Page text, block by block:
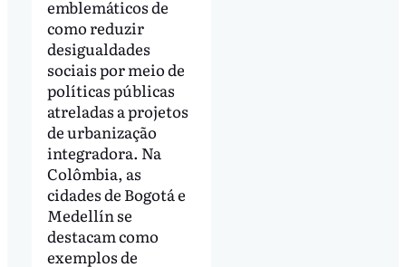
emblemáticos de
como reduzir
desigualdades
sociais por meio de
políticas públicas
atreladas a projetos
de urbanização
integradora. Na
Colômbia, as
cidades de Bogotá e
Medellín se
destacam como
exemplos de